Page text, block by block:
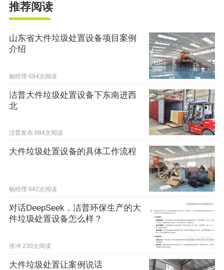
推荐阅读
山东省大件垃圾处置设备项目案例
介绍
杨经理 694次阅读
洁普大件垃圾处置设备下东南进西
北
洁普发布 884次阅读
大件垃圾处置设备的具体工作流程
杨经理 642次阅读
对话DeepSeek，洁普环保生产的大
件垃圾处置设备怎么样？
张冲 230次阅读
大件垃圾处置让案例说话